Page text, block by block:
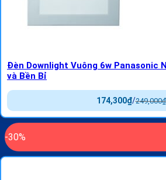
Đèn Downlight Vuông 6w Panasonic
và Bền Bỉ
249,000₫
/
174,300₫
-30%